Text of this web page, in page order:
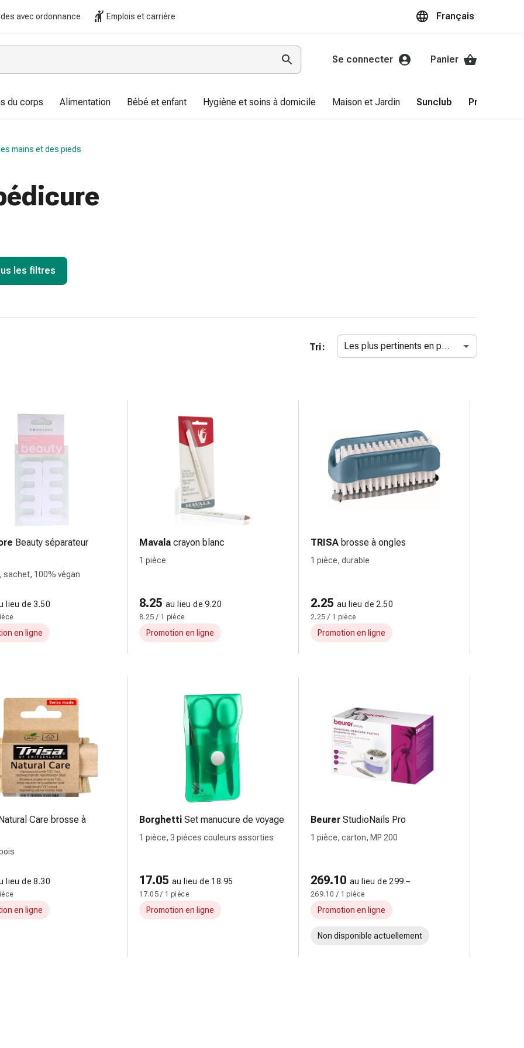
avec ordonnance Emplois et carrière Français
Se connecter Panier
du corps Alimentation Bébé et enfant Hygiène et soins à domicile Maison et Jardin Sunclub Promotions
mains et des pieds
les filtres
Tri : Les plus pertinents en premier
Beauty séparateur
sachet, 100% végan
lieu de 3.50
en ligne
Mavala crayon blanc
1 pièce
8.25 au lieu de 9.20
8.25 / 1 pièce
Promotion en ligne
TRISA brosse à ongles
1 pièce, durable
2.25 au lieu de 2.50
2.25 / 1 pièce
Promotion en ligne
Care brosse à
lieu de 8.30
en ligne
Borghetti Set manucure de voyage
1 pièce, 3 pièces couleurs assorties
17.05 au lieu de 18.95
17.05 / 1 pièce
Promotion en ligne
Beurer StudioNails Pro
1 pièce, carton, MP 200
269.10 au lieu de 299.–
269.10 / 1 pièce
Promotion en ligne
Non disponible actuellement